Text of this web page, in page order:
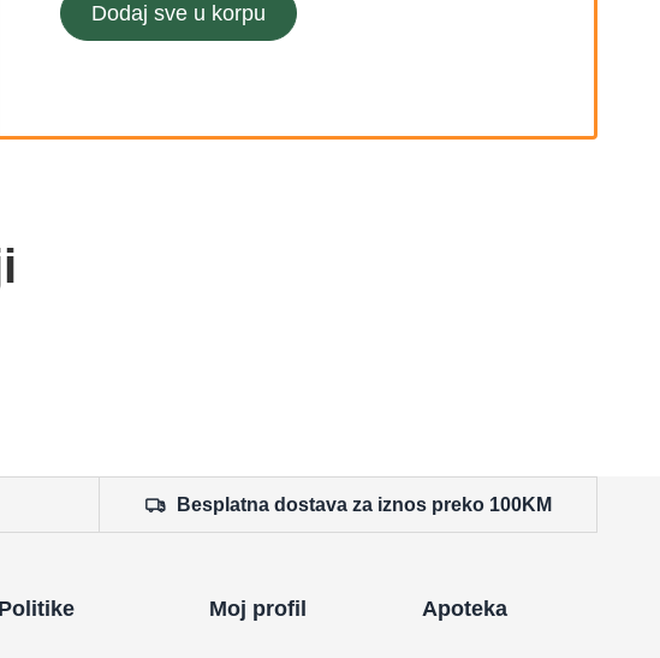
Dodaj sve u korpu
Besplatna dostava za iznos preko 100KM
Politike Moj profil Apoteka